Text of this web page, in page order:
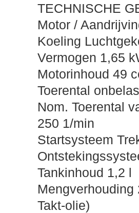
TECHNISCHE
Motor /
Koeling
Vermogen 1,65
Motorinhoud 49
Toerental
Nom. Toerental
250 1/min
Startsysteem
Tankinhoud 1,2 l
Mengverhouding
Takt-olie)